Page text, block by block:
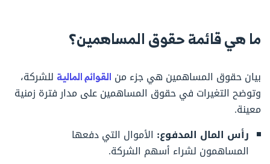
ما هي قائمة حقوق المساهمين؟
بيان حقوق المساهمين هي جزء من القوائم المالية للشركة،
وتوضح التغيرات في حقوق المساهمين على مدار فترة زمنية
معينة.
رأس المال المدفوع: الأموال التي دفعها
المساهمون لشراء أسهم الشركة.